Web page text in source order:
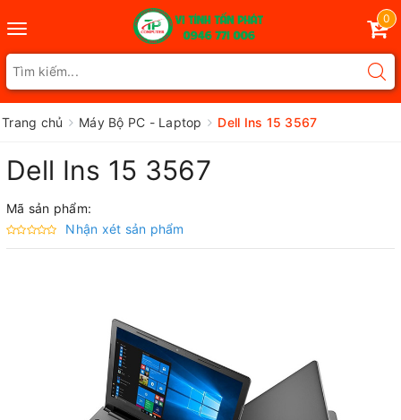
Toggle
navigation
0
Trang chủ Máy Bộ PC - Laptop Dell Ins 15 3567
Dell Ins 15 3567
Mã sản phẩm:
Nhận xét sản phẩm